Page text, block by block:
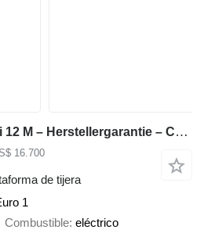
Zoomlion ZS1212AC-Li 12 M – Herstellergarantie – CE-zertifiziert
16.700
de tijera
1
Combustible eléctrico